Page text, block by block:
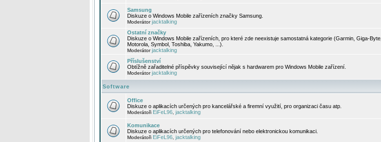
Samsung
Diskuze o Windows Mobile zařízeních značky Samsung.
Moderátorjacktalking
Ostatní značky
Diskuze o Windows Mobile zařízeních, pro které zde neexistuje samostatná kategorie (Garmin, Giga-Byte,
Motorola, Symbol, Toshiba, Yakumo, ...).
Moderátorjacktalking
Příslušenství
Obtížně zařaditelné příspěvky související nějak s hardwarem pro Windows Mobile zařízení.
Moderátorjacktalking
Software
Office
Diskuze o aplikacích určených pro kancelářské a firemní využití, pro organizaci času atp.
Moderátoři EiFeL96 jacktalking
Komunikace
Diskuze o aplikacích určených pro telefonování nebo elektronickou komunikaci.
Moderátoři EiFeL96 jacktalking